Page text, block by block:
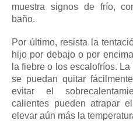
muestra signos de frío,
baño.
Por último, resista la
hijo por debajo o por
la fiebre o los escalofríos.
se puedan quitar
evitar el
calientes pueden atrapar
elevar aún más la